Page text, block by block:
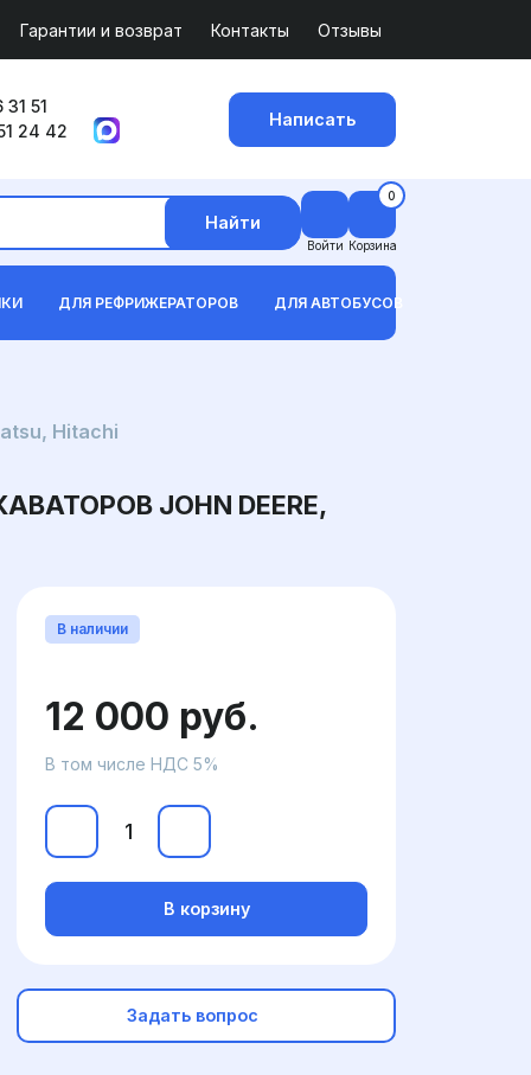
Гарантии и возврат Контакты Отзывы
51
24 42
Написать
Найти
Войти
0
Корзина
ДЛЯ РЕФРИЖЕРАТОРОВ ДЛЯ АВТОБУСОВ
Hitachi
JOHN DEERE,
В наличии
12 000 руб.
В том числе НДС 5%
В корзину
Задать вопрос